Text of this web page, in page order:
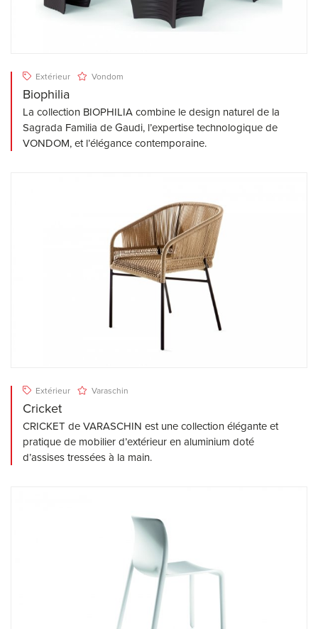
Extérieur Vondom
Biophilia
La collection BIOPHILIA combine le design naturel de la
Sagrada Familia de Gaudi, l’expertise technologique de
VONDOM, et l’élégance contemporaine.
Extérieur Varaschin
Cricket
CRICKET de VARASCHIN est une collection élégante et
pratique de mobilier d’extérieur en aluminium doté
d’assises tressées à la main.